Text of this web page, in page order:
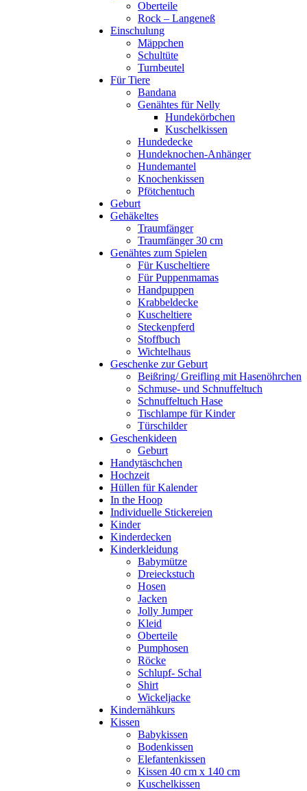
Oberteile
Rock – Langeneß
Einschulung
Mäppchen
Schultüte
Turnbeutel
Für Tiere
Bandana
Genähtes für Nelly
Hundekörbchen
Kuschelkissen
Hundedecke
Hundeknochen-Anhänger
Hundemantel
Knochenkissen
Pfötchentuch
Geburt
Gehäkeltes
Traumfänger
Traumfänger 30 cm
Genähtes zum Spielen
Für Kuscheltiere
Für Puppenmamas
Handpuppen
Krabbeldecke
Kuscheltiere
Steckenpferd
Stoffbuch
Wichtelhaus
Geschenke zur Geburt
Beißring/ Greifling mit Hasenöhrchen
Schmuse- und Schnuffeltuch
Schnuffeltuch Hase
Tischlampe für Kinder
Türschilder
Geschenkideen
Geburt
Handytäschchen
Hochzeit
Hüllen für Kalender
In the Hoop
Individuelle Stickereien
Kinder
Kinderdecken
Kinderkleidung
Babymütze
Dreieckstuch
Hosen
Jacken
Jolly Jumper
Kleid
Oberteile
Pumphosen
Röcke
Schlupf- Schal
Shirt
Wickeljacke
Kindernähkurs
Kissen
Babykissen
Bodenkissen
Elefantenkissen
Kissen 40 cm x 140 cm
Kuschelkissen